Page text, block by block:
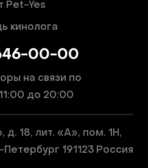
Pet-Yes
кинолога
00-00
на связи по
до 20:00
д. 18, лит. «А», пом. 1Н,
191123 Россия